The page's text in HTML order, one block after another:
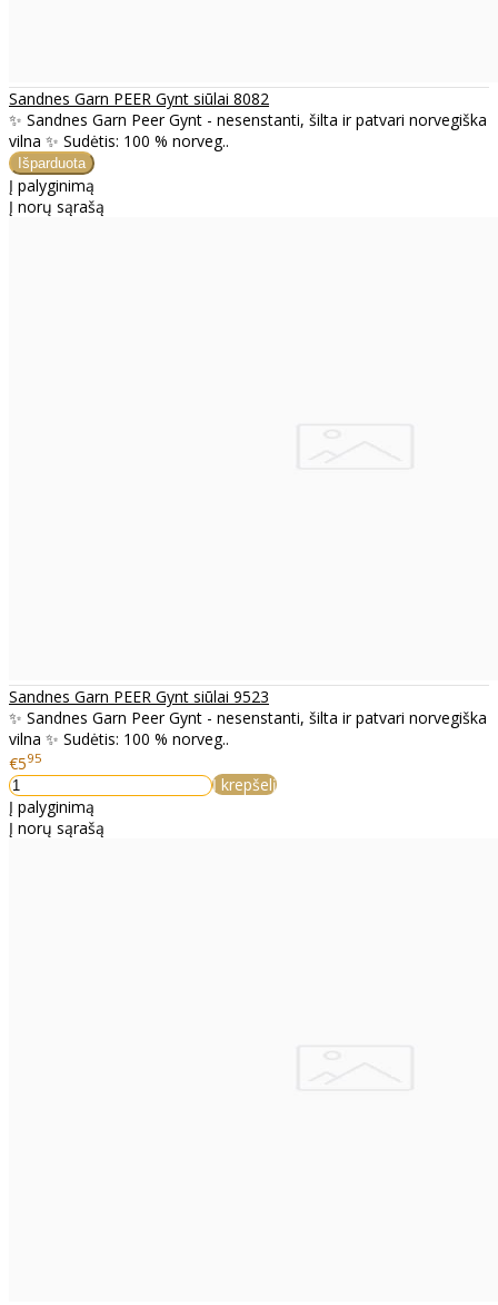
Sandnes Garn PEER Gynt siūlai 8082
✨ Sandnes Garn Peer Gynt - nesenstanti, šilta ir patvari norvegiška
vilna ✨ Sudėtis: 100 % norveg..
Į palyginimą
Į norų sąrašą
Sandnes Garn PEER Gynt siūlai 9523
✨ Sandnes Garn Peer Gynt - nesenstanti, šilta ir patvari norvegiška
vilna ✨ Sudėtis: 100 % norveg..
€595
Į krepšelį
Į palyginimą
Į norų sąrašą